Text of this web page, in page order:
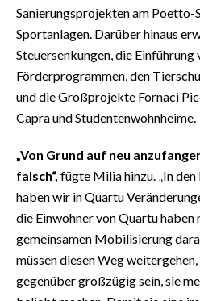
Sanierungsprojekten am Poetto-
Sportanlagen. Darüber hinaus
Steuersenkungen, die Einführung
Förderprogrammen, den
und die Großprojekte Fornaci
Capra und Studentenwohnheime.
„Von Grund auf neu
falsch“, fügte Milia hinzu. „In
haben wir in Quartu
die Einwohner von Quartu haben
gemeinsamen Mobilisierung
müssen diesen Weg
gegenüber großzügig sein, sie